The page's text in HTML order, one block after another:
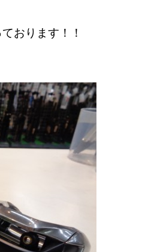
おります！！